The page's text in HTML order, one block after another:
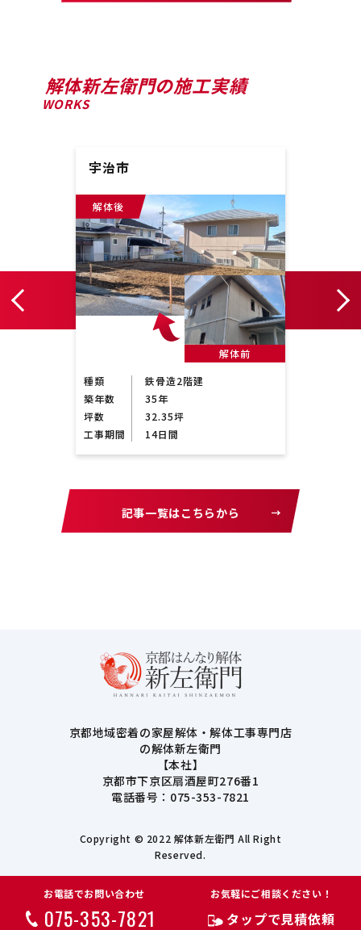
解体新左衛門の施工実績
WORKS
宇治市
解体後
解体前
種類
鉄骨造2階建
築年数
35年
坪数
32.35坪
工事期間
14日間
記事一覧はこちらから
京都地域密着の家屋解体・解体工事専門店
の解体新左衛門
【本社】
京都市下京区扇酒屋町276番1
電話番号：075-353-7821
Copyright © 2022 解体新左衛門 All Right
Reserved.
お電話でお問い合わせ
075-353-7821
お気軽にご相談ください！
タップで見積依頼